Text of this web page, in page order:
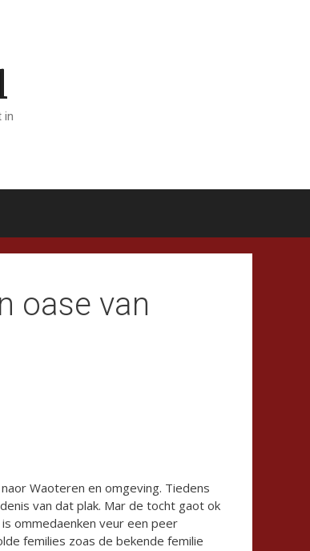
in
oase van
Waoteren en omgeving. Tiedens
van dat plak. Mar de tocht gaot ok
ommedaenken veur een peer
femilies zoas de bekende femilie